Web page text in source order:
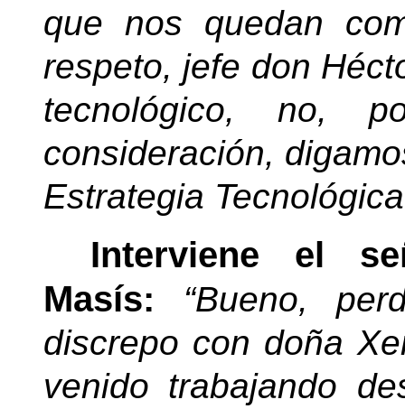
que nos quedan
respeto, jefe don
tecnológico, no,
consideración,
Estrategia
Interviene el
Masís: “Bueno,
discrepo con doña
venido trabajando